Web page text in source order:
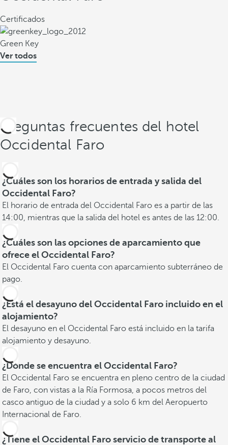
Certificados
Green Key
Ver todos
Preguntas frecuentes del hotel
Occidental Faro
¿Cuáles son los horarios de entrada y salida del
Occidental Faro?
El horario de entrada del Occidental Faro es a partir de las
14:00, mientras que la salida del hotel es antes de las 12:00.
¿Cuáles son las opciones de aparcamiento que
ofrece el Occidental Faro?
El Occidental Faro cuenta con aparcamiento subterráneo de
pago.
¿Está el desayuno del Occidental Faro incluido en el
alojamiento?
El desayuno en el Occidental Faro está incluido en la tarifa
alojamiento y desayuno.
¿Dónde se encuentra el Occidental Faro?
El Occidental Faro se encuentra en pleno centro de la ciudad
de Faro, con vistas a la Ría Formosa, a pocos metros del
casco antiguo de la ciudad y a solo 6 km del Aeropuerto
Internacional de Faro.
¿Tiene el Occidental Faro servicio de transporte al